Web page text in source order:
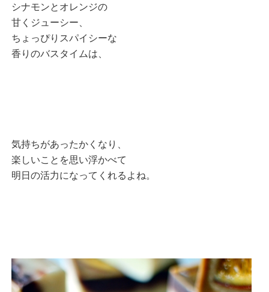
シナモンとオレンジの
甘くジューシー、
ちょっぴりスパイシーな
香りのバスタイムは、
気持ちがあったかくなり、
楽しいことを思い浮かべて
明日の活力になってくれるよね。